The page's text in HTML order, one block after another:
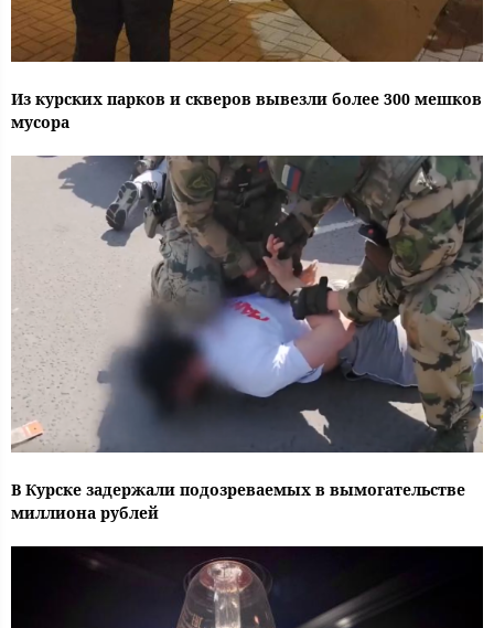
Из курских парков и скверов вывезли более 300 мешков
мусора
В Курске задержали подозреваемых в вымогательстве
миллиона рублей